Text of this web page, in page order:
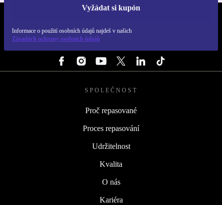
Vyžádat si kupón
Informace o použití osobních údajů najdeš v našich
Zásadách ochrany osobních údajů
SPOLEČNOST
Proč repasované
Proces repasování
Udržitelnost
Kvalita
O nás
Kariéra